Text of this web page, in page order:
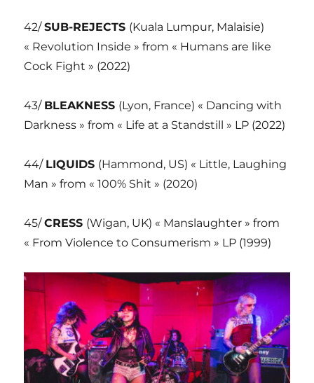
42/SUB-REJECTS (Kuala Lumpur, Malaisie)
« Revolution Inside » from « Humans are like
Cock Fight » (2022)
43/ BLEAKNESS (Lyon, France) « Dancing with
Darkness » from « Life at a Standstill » LP (2022)
44/ LIQUIDS (Hammond, US) « Little, Laughing
Man » from « 100% Shit » (2020)
45/CRESS (Wigan, UK) « Manslaughter » from
« From Violence to Consumerism » LP (1999)